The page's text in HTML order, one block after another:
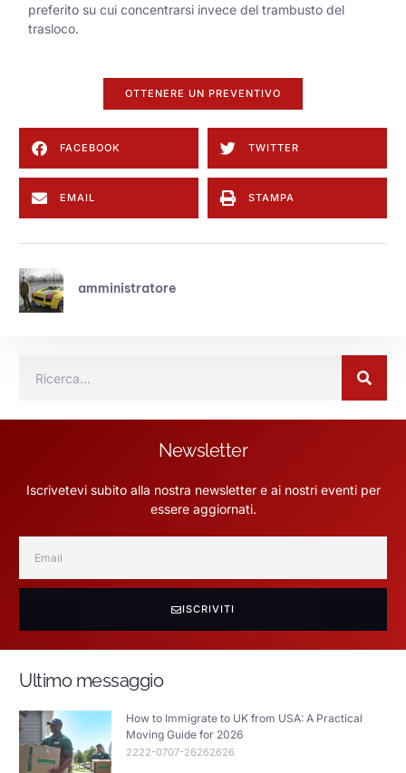
preferito su cui concentrarsi invece del trambusto del
trasloco.
OTTENERE UN PREVENTIVO
FACEBOOK TWITTER
EMAIL STAMPA
amministratore
Newsletter
Iscrivetevi subito alla nostra newsletter e ai nostri eventi per
essere aggiornati.
ISCRIVITI
Ultimo messaggio
How to Immigrate to UK from USA: A Practical
Moving Guide for 2026
2222-0707-26262626